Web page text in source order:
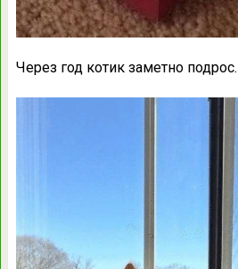
Через год котик заметно подрос.